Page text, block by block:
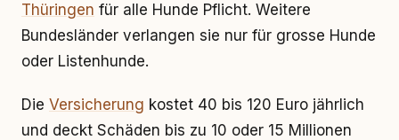
Thüringen für alle Hunde Pflicht. Weitere
Bundesländer verlangen sie nur für grosse Hunde
oder Listenhunde.
Die Versicherung kostet 40 bis 120 Euro jährlich
und deckt Schäden bis zu 10 oder 15 Millionen